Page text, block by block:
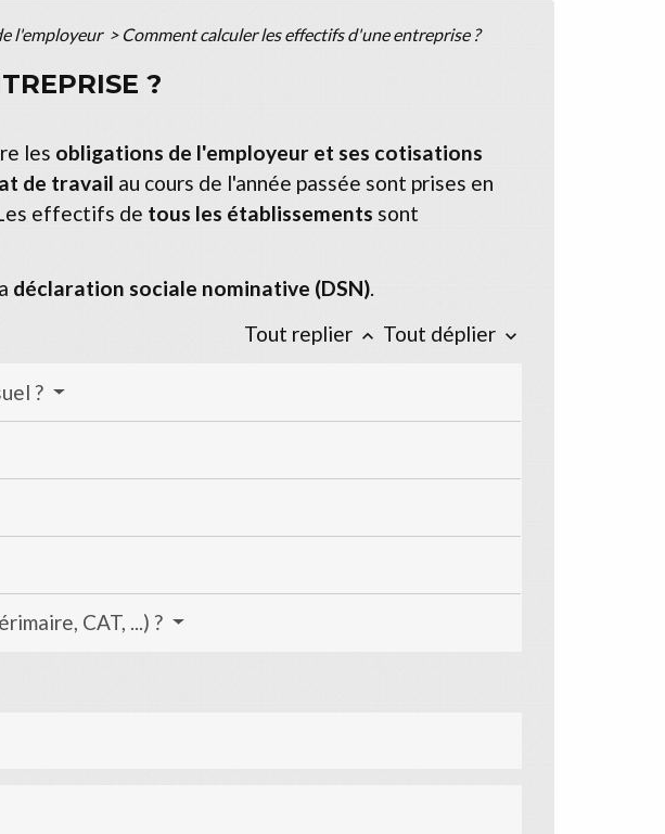
l'employeur > Comment calculer les effectifs d'une entreprise ?
?
les obligations de l'employeur et ses cotisations
de travail au cours de l'année passée sont prises en
effectifs de tous les établissements sont
déclaration sociale nominative (DSN).
Tout replier keyboard_arrow_up Tout déplier keyboard_arrow_down
?
CAT, ...) ?